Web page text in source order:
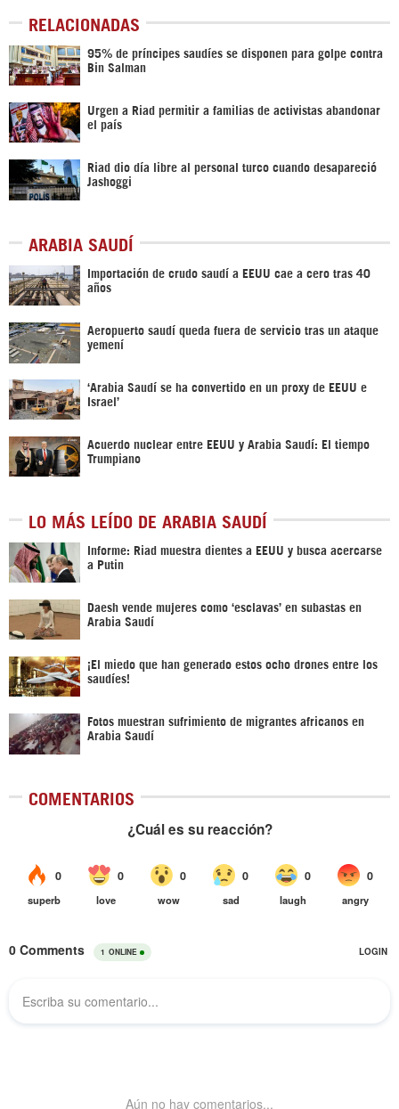
RELACIONADAS
95% de príncipes saudíes se disponen para golpe contra
Bin Salman
Urgen a Riad permitir a familias de activistas abandonar
el país
Riad dio día libre al personal turco cuando desapareció
Jashoggi
ARABIA SAUDÍ
Importación de crudo saudí a EEUU cae a cero tras 40
años
Aeropuerto saudí queda fuera de servicio tras un ataque
yemení
‘Arabia Saudí se ha convertido en un proxy de EEUU e
Israel’
Acuerdo nuclear entre EEUU y Arabia Saudí: El tiempo
Trumpiano
LO MÁS LEÍDO DE ARABIA SAUDÍ
Informe: Riad muestra dientes a EEUU y busca acercarse
a Putin
Daesh vende mujeres como ‘esclavas’ en subastas en
Arabia Saudí
¡El miedo que han generado estos ocho drones entre los
saudíes!
Fotos muestran sufrimiento de migrantes africanos en
Arabia Saudí
COMENTARIOS